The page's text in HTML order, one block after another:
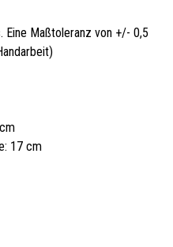
Eine Maßtoleranz von +/- 0,5
17 cm